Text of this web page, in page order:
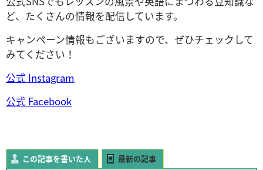
ど、たくさんの情報を配信しています。
キャンペーン情報もございますので、ぜひチェックして
みてください！
公式 Instagram
公式 Facebook
この記事を書いた人 最新の記事